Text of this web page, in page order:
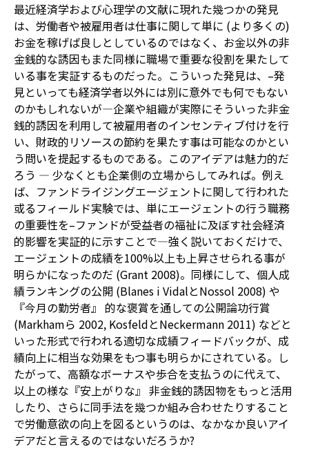
最近経済学および心理学の文献に現れた幾つかの発見
は、労働者や被雇用者は仕事に関して単に (より多くの)
お金を稼げば良しとしているのではなく、お金以外の非
金銭的な誘因もまた同様に職場で重要な役割を果たして
いる事を実証するものだった。こういった発見は、–発
見といっても経済学者以外には別に意外でも何でもない
のかもしれないが—企業や組織が実際にそういった非金
銭的誘因を利用して被雇用者のインセンティブ付けを行
い、財政的リソースの節約を果たす事は可能なのかとい
う問いを提起するものである。このアイデアは魅力的だ
ろう — 少なくとも企業側の立場からしてみれば。例え
ば、ファンドライジングエージェントに関して行われた
或るフィールド実験では、単にエージェントの行う職務
の重要性を–ファンドが受益者の福祉に及ぼす社会経済
的影響を実証的に示すことで—強く説いておくだけで、
エージェントの成績を100%以上も上昇させられる事が
明らかになったのだ (Grant 2008)。同様にして、個人成
績ランキングの公開 (Blanes i VidalとNossol 2008) や
『今月の勤労者』 的な褒賞を通しての公開論功行賞
(Markhamら 2002, KosfeldとNeckermann 2011) などと
いった形式で行われる適切な成績フィードバックが、成
績向上に相当な効果をもつ事も明らかにされている。し
たがって、高額なボーナスや歩合を支払うのに代えて、
以上の様な『安上がりな』 非金銭的誘因物をもっと活用
したり、さらに同手法を幾つか組み合わせたりすること
で労働意欲の向上を図るというのは、なかなか良いアイ
デアだと言えるのではないだろうか?